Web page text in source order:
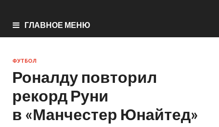
ГЛАВНОЕ МЕНЮ
ФУТБОЛ
Роналду повторил
рекорд Руни
в «Манчестер Юнайтед»